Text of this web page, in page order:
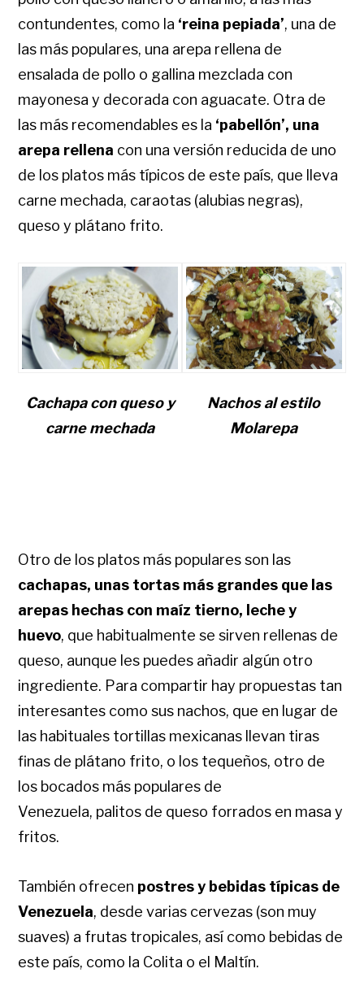
contundentes, como la ‘reina pepiada’, una de
las más populares, una arepa rellena de
ensalada de pollo o gallina mezclada con
mayonesa y decorada con aguacate. Otra de
las más recomendables es la ‘pabellón’, una
arepa rellena con una versión reducida de uno
de los platos más típicos de este país, que lleva
carne mechada, caraotas (alubias negras),
queso y plátano frito.
Cachapa con queso y
carne mechada
Nachos al estilo
Molarepa
Otro de los platos más populares son las
cachapas, unas tortas más grandes que las
arepas hechas con maíz tierno, leche y
huevo, que habitualmente se sirven rellenas de
queso, aunque les puedes añadir algún otro
ingrediente. Para compartir hay propuestas tan
interesantes como sus nachos, que en lugar de
las habituales tortillas mexicanas llevan tiras
finas de plátano frito, o los tequeños, otro de
los bocados más populares de
Venezuela, palitos de queso forrados en masa y
fritos.
También ofrecen postres y bebidas típicas de
Venezuela, desde varias cervezas (son muy
suaves) a frutas tropicales, así como bebidas de
este país, como la Colita o el Maltín.